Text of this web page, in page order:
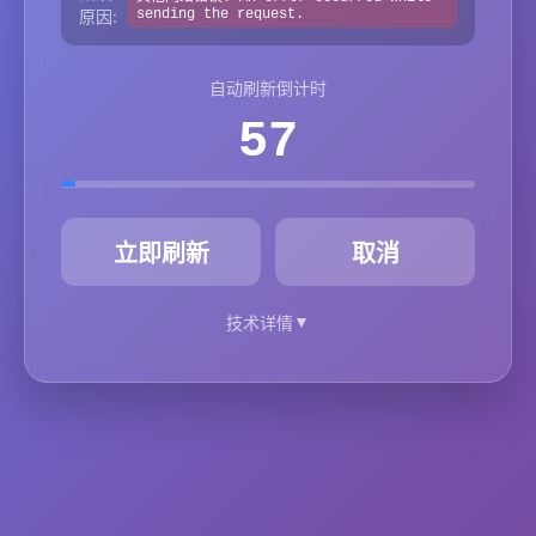
原因:
sending the request.
自动刷新倒计时
57
立即刷新 取消
技术详情▼